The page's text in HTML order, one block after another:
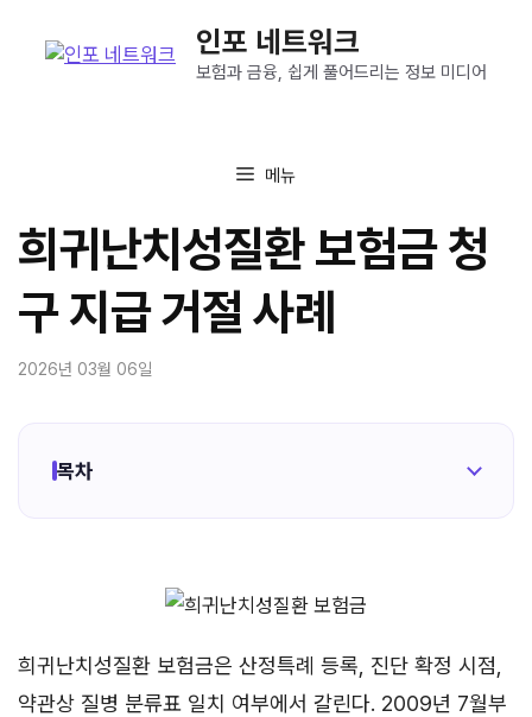
인포 네트워크
보험과 금융, 쉽게 풀어드리는 정보 미디어
메뉴
희귀난치성질환 보험금 청
구 지급 거절 사례
2026년 03월 06일
목차
희귀난치성질환 보험금은 산정특례 등록, 진단 확정 시점,
약관상 질병 분류표 일치 여부에서 갈린다. 2009년 7월부